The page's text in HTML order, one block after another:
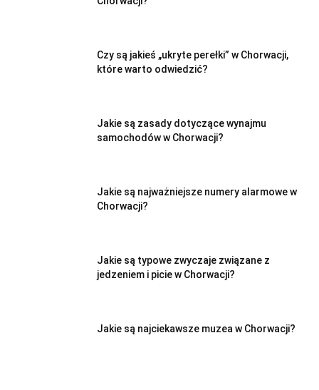
Czy są jakieś „ukryte perełki” w Chorwacji,
które warto odwiedzić?
Jakie są zasady dotyczące wynajmu
samochodów w Chorwacji?
Jakie są najważniejsze numery alarmowe w
Chorwacji?
Jakie są typowe zwyczaje związane z
jedzeniem i picie w Chorwacji?
Jakie są najciekawsze muzea w Chorwacji?